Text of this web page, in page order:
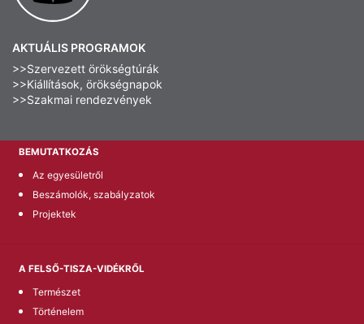
AKTUÁLIS PROGRAMOK
>>Szervezett örökségtúrák
>>Kiállítások, örökségnapok
>>Szakmai rendezvények
BEMUTATKOZÁS
Az egyesületről
Beszámolók, szabályzatok
Projektek
A FELSŐ-TISZA-VIDÉKRŐL
Természet
Történelem